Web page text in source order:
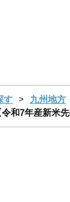
す 九州地方
令和7年産新米